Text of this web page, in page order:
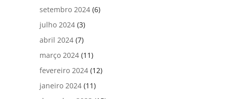
setembro 2024 (6)
julho 2024 (3)
abril 2024 (7)
março 2024 (11)
fevereiro 2024 (12)
janeiro 2024 (11)